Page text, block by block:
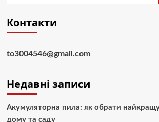
Контакти
to3004546@gmail.com
Недавні записи
Акумуляторна пила: як обрати
дому та саду